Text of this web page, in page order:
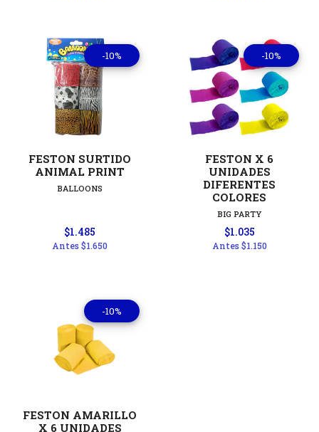
-10%
FESTON SURTIDO
ANIMAL PRINT
BALLOONS
$1.485
Antes$1.650
-10%
FESTON X 6
UNIDADES
DIFERENTES
COLORES
BIG PARTY
$1.035
Antes$1.150
-10%
FESTON AMARILLO
X 6 UNIDADES